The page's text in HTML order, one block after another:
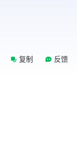
复制 反馈